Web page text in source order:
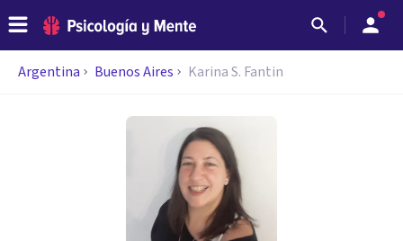
Argentina Buenos Aires Karina S. Fantin